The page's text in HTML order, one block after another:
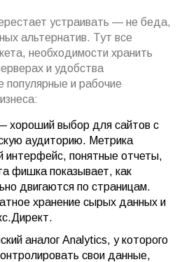
устраивать — не беда,
альтернатив. Тут все
необходимости хранить
и удобства
и рабочие
хороший выбор для сайтов с
аудиторию. Метрика
интерфейс, понятные отчеты,
фишка показывает, как
двигаются по страницам.
хранение сырых данных и
аналог Analytics, у которого
свои данные,